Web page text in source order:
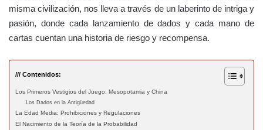
misma civilización, nos lleva a través de un laberinto de intriga y
pasión, donde cada lanzamiento de dados y cada mano de
cartas cuentan una historia de riesgo y recompensa.
/// Contenidos:
Los Primeros Vestigios del Juego: Mesopotamia y China
Los Dados en la Antigüedad
La Edad Media: Prohibiciones y Regulaciones
El Nacimiento de la Teoría de la Probabilidad